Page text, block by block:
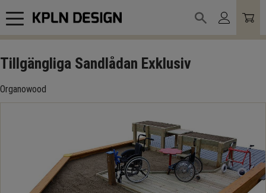
Meny
Tillgängliga Sandlådan Exklusiv
Organowood